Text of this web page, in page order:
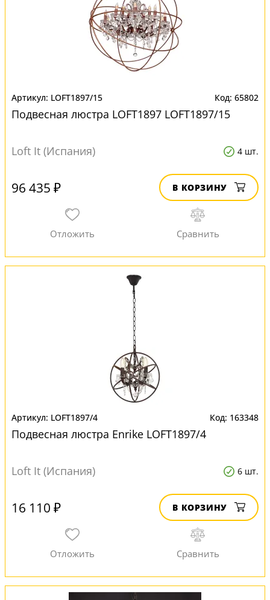
LOFT1897/15 65802
Подвесная люстра LOFT1897 LOFT1897/15
Loft It (Испания) 4 шт.
96 435 ₽ В КОРЗИНУ
LOFT1897/4 163348
Подвесная люстра Enrike LOFT1897/4
Loft It (Испания) 6 шт.
16 110 ₽ В КОРЗИНУ